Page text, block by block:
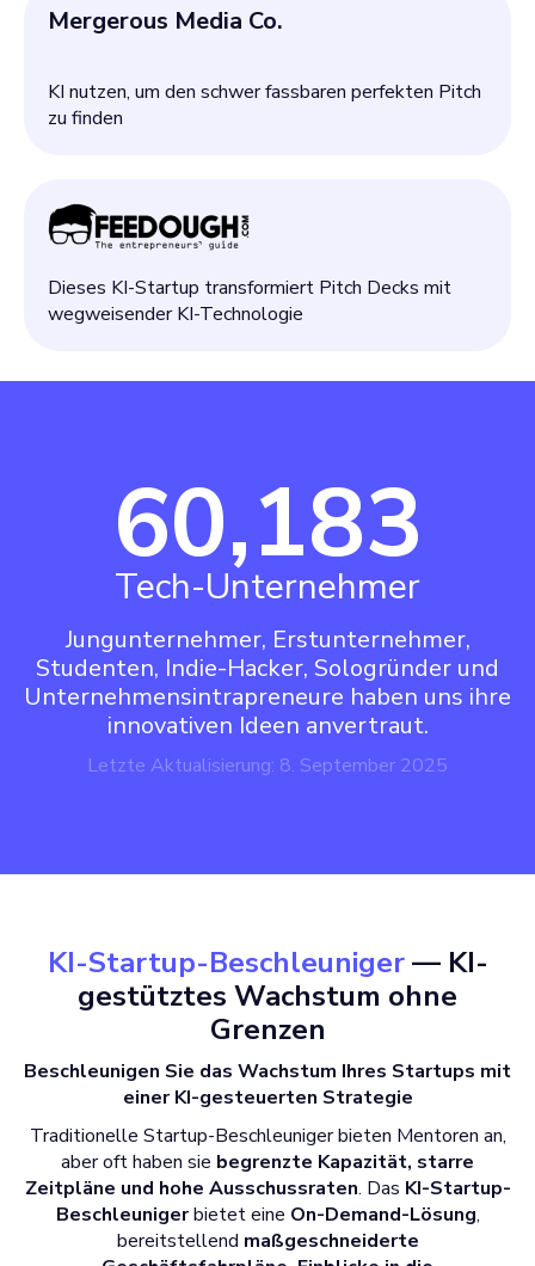
Mergerous Media Co.
KI nutzen, um den schwer fassbaren perfekten Pitch
zu finden
Dieses KI-Startup transformiert Pitch Decks mit
wegweisender KI-Technologie
60,183
Tech-Unternehmer
Jungunternehmer, Erstunternehmer,
Studenten, Indie-Hacker, Sologründer und
Unternehmensintrapreneure haben uns ihre
innovativen Ideen anvertraut.
Letzte Aktualisierung: 8. September 2025
KI-Startup-Beschleuniger— KI-
gestütztes Wachstum ohne
Grenzen
Beschleunigen Sie das Wachstum Ihres Startups mit
einer KI-gesteuerten Strategie
Traditionelle Startup-Beschleuniger bieten Mentoren an,
aber oft haben sie begrenzte Kapazität, starre
Zeitpläne und hohe Ausschussraten. Das KI-Startup-
Beschleunigerbietet eine On-Demand-Lösung,
bereitstellend maßgeschneiderte